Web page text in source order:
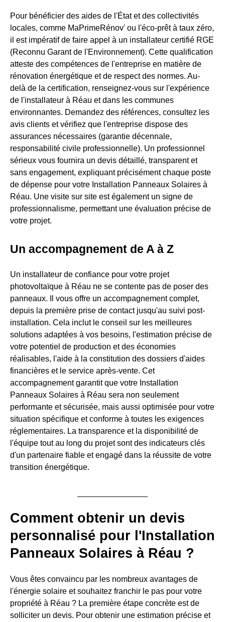
Pour bénéficier des aides de l'État et des collectivités
locales, comme MaPrimeRénov' ou l'éco-prêt à taux zéro,
il est impératif de faire appel à un installateur certifié RGE
(Reconnu Garant de l'Environnement). Cette qualification
atteste des compétences de l'entreprise en matière de
rénovation énergétique et de respect des normes. Au-
delà de la certification, renseignez-vous sur l'expérience
de l'installateur à Réau et dans les communes
environnantes. Demandez des références, consultez les
avis clients et vérifiez que l'entreprise dispose des
assurances nécessaires (garantie décennale,
responsabilité civile professionnelle). Un professionnel
sérieux vous fournira un devis détaillé, transparent et
sans engagement, expliquant précisément chaque poste
de dépense pour votre Installation Panneaux Solaires à
Réau. Une visite sur site est également un signe de
professionnalisme, permettant une évaluation précise de
votre projet.
Un accompagnement de A à Z
Un installateur de confiance pour votre projet
photovoltaïque à Réau ne se contente pas de poser des
panneaux. Il vous offre un accompagnement complet,
depuis la première prise de contact jusqu'au suivi post-
installation. Cela inclut le conseil sur les meilleures
solutions adaptées à vos besoins, l'estimation précise de
votre potentiel de production et des économies
réalisables, l'aide à la constitution des dossiers d'aides
financières et le service après-vente. Cet
accompagnement garantit que votre Installation
Panneaux Solaires à Réau sera non seulement
performante et sécurisée, mais aussi optimisée pour votre
situation spécifique et conforme à toutes les exigences
réglementaires. La transparence et la disponibilité de
l'équipe tout au long du projet sont des indicateurs clés
d'un partenaire fiable et engagé dans la réussite de votre
transition énergétique.
Comment obtenir un devis
personnalisé pour l'Installation
Panneaux Solaires à Réau ?
Vous êtes convaincu par les nombreux avantages de
l'énergie solaire et souhaitez franchir le pas pour votre
propriété à Réau ? La première étape concrète est de
solliciter un devis. Pour obtenir une estimation précise et